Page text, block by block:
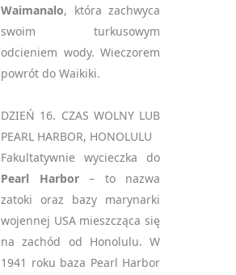
Waimanalo, która zachwyca
swoim turkusowym
odcieniem wody. Wieczorem
powrót do Waikiki.
DZIEŃ 16. CZAS WOLNY LUB
PEARL HARBOR, HONOLULU
Fakultatywnie wycieczka do
Pearl Harbor – to nazwa
zatoki oraz bazy marynarki
wojennej USA mieszcząca się
na zachód od Honolulu. W
1941 roku baza Pearl Harbor